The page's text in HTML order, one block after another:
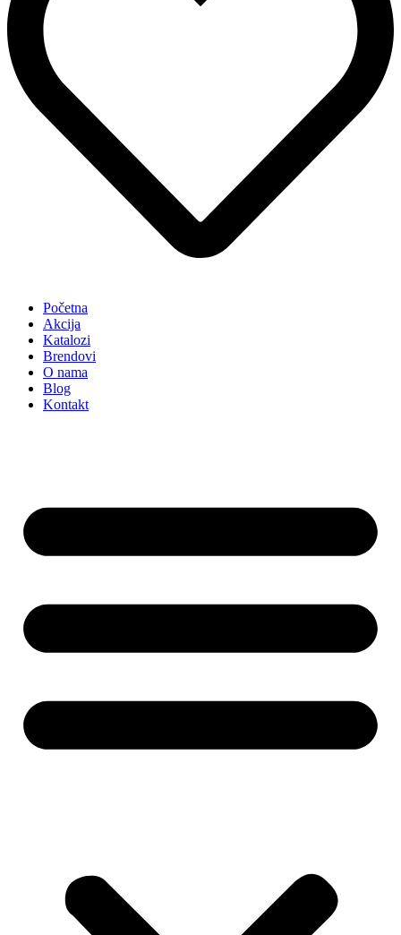
Početna
Akcija
Katalozi
Brendovi
O nama
Blog
Kontakt